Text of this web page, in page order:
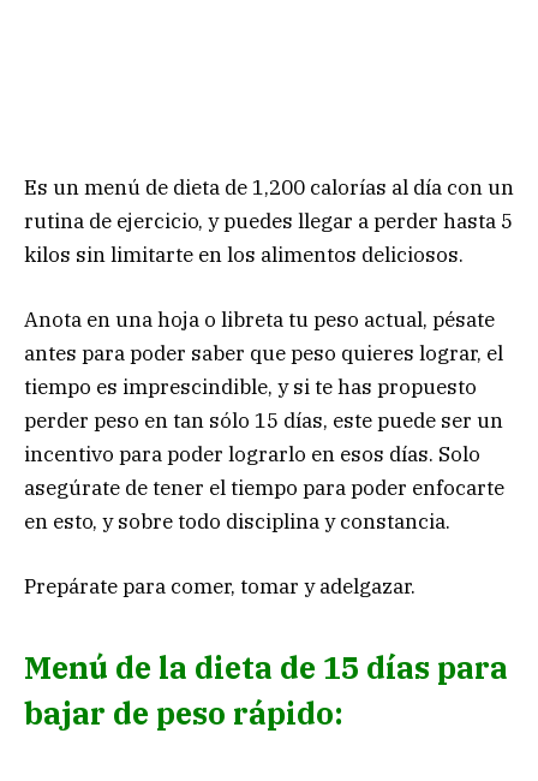
Es un menú de dieta de 1,200 calorías al día con un
rutina de ejercicio, y puedes llegar a perder hasta 5
kilos sin limitarte en los alimentos deliciosos.
Anota en una hoja o libreta tu peso actual, pésate
antes para poder saber que peso quieres lograr, el
tiempo es imprescindible, y si te has propuesto
perder peso en tan sólo 15 días, este puede ser un
incentivo para poder lograrlo en esos días. Solo
asegúrate de tener el tiempo para poder enfocarte
en esto, y sobre todo disciplina y constancia.
Prepárate para comer, tomar y adelgazar.
Menú de la dieta de 15 días para
bajar de peso rápido: